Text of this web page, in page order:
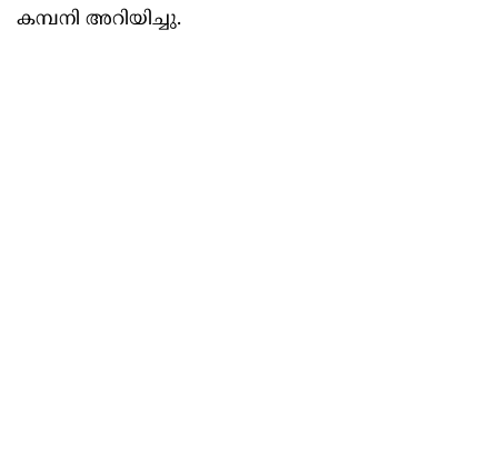
കമ്പനി അറിയിച്ചു.